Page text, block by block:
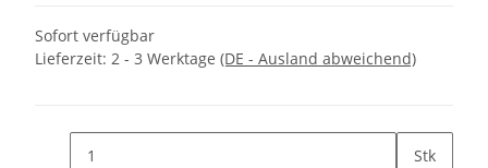
Sofort verfügbar
Lieferzeit: 2 - 3 Werktage (DE - Ausland abweichend)
Stk